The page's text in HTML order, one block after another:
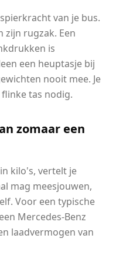
van je bus.
zijn rugzak. Een
is
een heuptasje bij
nooit mee. Je
tas nodig.
zomaar een
kilo's, vertelt je
mag meesjouwen,
Voor een typische
Mercedes-Benz
laadvermogen van